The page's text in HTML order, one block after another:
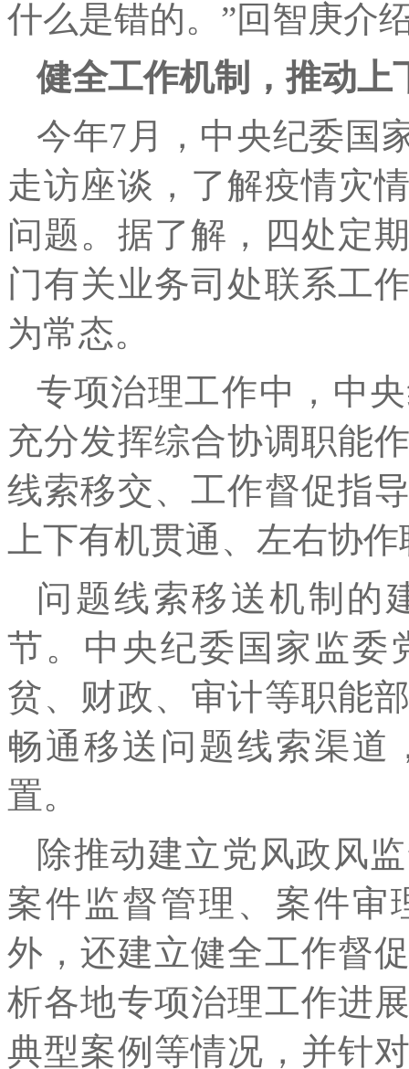
什么是错的。”回智庚介
健全工作机制，推动上
今年7月，中央纪委国
走访座谈，了解疫情灾
问题。据了解，四处定
门有关业务司处联系工
为常态。
专项治理工作中，中
充分发挥综合协调职能
线索移交、工作督促指
上下有机贯通、左右协
问题线索移送机制的
节。中央纪委国家监委
贫、财政、审计等职能
畅通移送问题线索渠道
置。
除推动建立党风政风
案件监督管理、案件审
外，还建立健全工作督
析各地专项治理工作进
典型案例等情况，并针